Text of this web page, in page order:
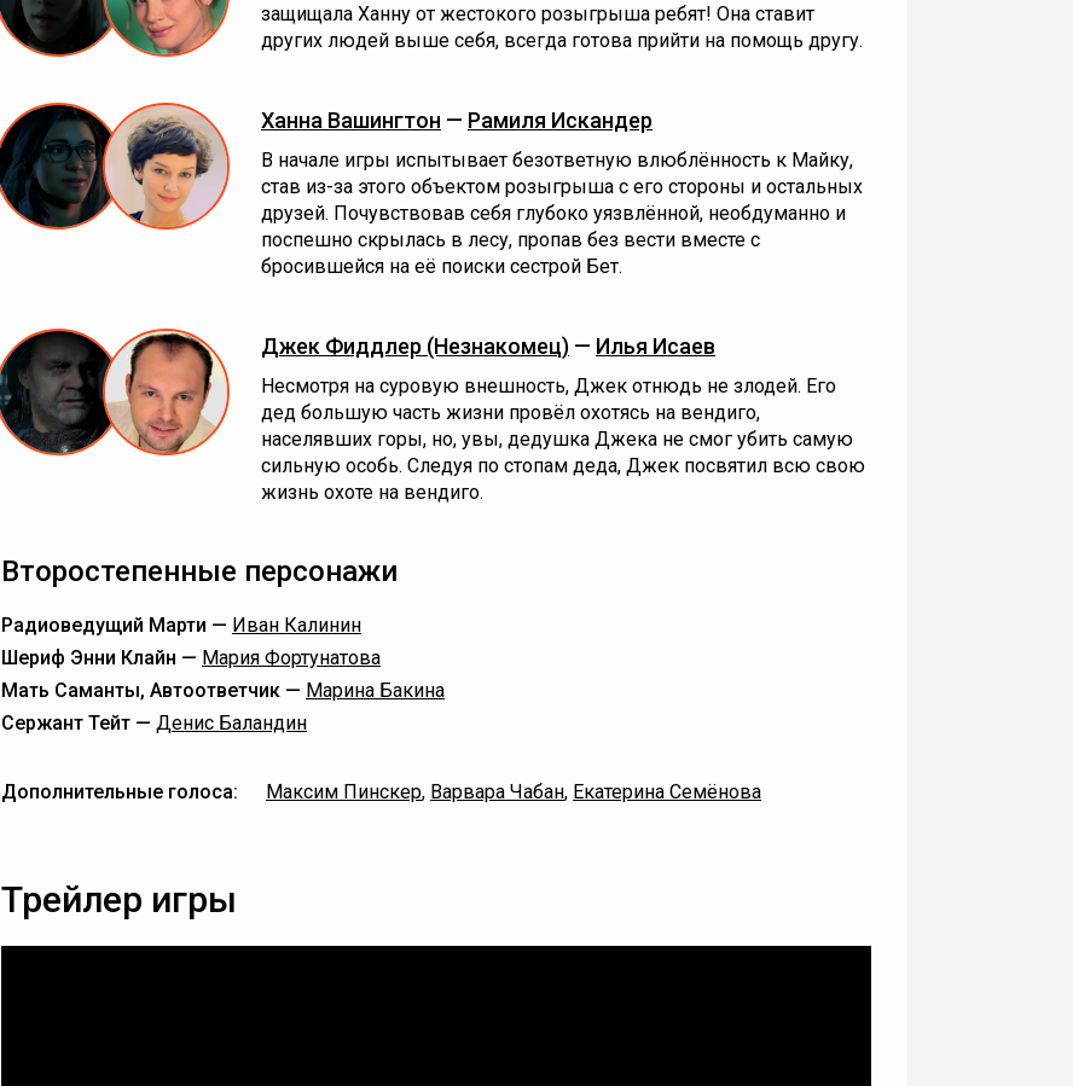
защищала Ханну от жестокого розыгрыша ребят! Она ставит
других людей выше себя, всегда готова прийти на помощь другу.
Ханна Вашингтон — Рамиля Искандер
В начале игры испытывает безответную влюблённость к Майку,
став из-за этого объектом розыгрыша с его стороны и остальных
друзей. Почувствовав себя глубоко уязвлённой, необдуманно и
поспешно скрылась в лесу, пропав без вести вместе с
бросившейся на её поиски сестрой Бет.
Джек Фиддлер (Незнакомец) — Илья Исаев
Несмотря на суровую внешность, Джек отнюдь не злодей. Его
дед большую часть жизни провёл охотясь на вендиго,
населявших горы, но, увы, дедушка Джека не смог убить самую
сильную особь. Следуя по стопам деда, Джек посвятил всю свою
жизнь охоте на вендиго.
Второстепенные персонажи
Радиоведущий Марти — Иван Калинин
Шериф Энни Клайн — Мария Фортунатова
Мать Саманты, Автоответчик — Марина Бакина
Сержант Тейт — Денис Баландин
Дополнительные голоса: Максим Пинскер, Варвара Чабан, Екатерина Семёнова
Трейлер игры